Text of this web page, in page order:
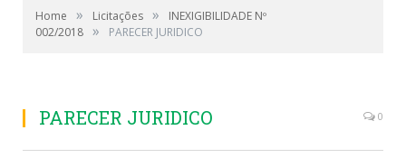
Home » Licitações »
INEXIGIBILIDADE Nº
002/2018 » PARECER JURIDICO
PARECER JURIDICO 0